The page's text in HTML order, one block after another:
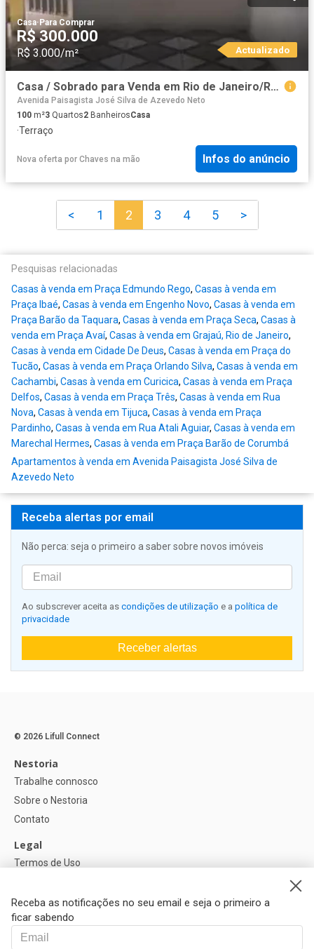
Casa·Para Comprar
R$ 300.000
R$ 3.000/m² Actualizado
Casa / Sobrado para Venda em Rio de Janeiro/RJ Curicica 3 Quartos
Avenida Paisagista José Silva de Azevedo Neto
100 m²3 Quartos2 BanheirosCasa
·Terraço
Nova oferta por Chaves na mão Infos do anúncio
< 1 2 3 4 5 >
Pesquisas relacionadas
Casas à venda em Praça Edmundo Rego, Casas à venda em
Praça Ibaé, Casas à venda em Engenho Novo, Casas à venda em
Praça Barão da Taquara, Casas à venda em Praça Seca, Casas à
venda em Praça Avaí, Casas à venda em Grajaú, Rio de Janeiro,
Casas à venda em Cidade De Deus, Casas à venda em Praça do
Tucão, Casas à venda em Praça Orlando Silva, Casas à venda em
Cachambi, Casas à venda em Curicica, Casas à venda em Praça
Delfos, Casas à venda em Praça Três, Casas à venda em Rua
Nova, Casas à venda em Tijuca, Casas à venda em Praça
Pardinho, Casas à venda em Rua Atali Aguiar, Casas à venda em
Marechal Hermes, Casas à venda em Praça Barão de Corumbá
Apartamentos à venda em Avenida Paisagista José Silva de
Azevedo Neto
Receba alertas por email
Não perca: seja o primeiro a saber sobre novos imóveis
Ao subscrever aceita as condições de utilização e a política de
privacidade
Receber alertas
Receba as notificações no seu email e seja o primeiro a
ficar sabendo
© 2026 Lifull Connect
Nestoria
Trabalhe connosco
Sobre o Nestoria
Contato
Legal
Termos de Uso
Política de Cookies
Ajuda
FAQ